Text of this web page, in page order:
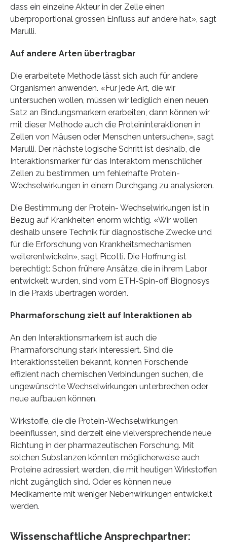
dass ein einzelne Akteur in der Zelle einen
überproportional grossen Einfluss auf andere hat», sagt
Marulli.
Auf andere Arten übertragbar
Die erarbeitete Methode lässt sich auch für andere
Organismen anwenden. «Für jede Art, die wir
untersuchen wollen, müssen wir lediglich einen neuen
Satz an Bindungsmarkern erarbeiten, dann können wir
mit dieser Methode auch die Proteininteraktionen in
Zellen von Mäusen oder Menschen untersuchen», sagt
Marulli. Der nächste logische Schritt ist deshalb, die
Interaktionsmarker für das Interaktom menschlicher
Zellen zu bestimmen, um fehlerhafte Protein-
Wechselwirkungen in einem Durchgang zu analysieren.
Die Bestimmung der Protein- Wechselwirkungen ist in
Bezug auf Krankheiten enorm wichtig. «Wir wollen
deshalb unsere Technik für diagnostische Zwecke und
für die Erforschung von Krankheitsmechanismen
weiterentwickeln», sagt Picotti. Die Hoffnung ist
berechtigt: Schon frühere Ansätze, die in ihrem Labor
entwickelt wurden, sind vom ETH-Spin-off Biognosys
in die Praxis übertragen worden.
Pharmaforschung zielt auf Interaktionen ab
An den Interaktionsmarkern ist auch die
Pharmaforschung stark interessiert. Sind die
Interaktionsstellen bekannt, können Forschende
effizient nach chemischen Verbindungen suchen, die
ungewünschte Wechselwirkungen unterbrechen oder
neue aufbauen können.
Wirkstoffe, die die Protein-Wechselwirkungen
beeinflussen, sind derzeit eine vielversprechende neue
Richtung in der pharmazeutischen Forschung. Mit
solchen Substanzen könnten möglicherweise auch
Proteine adressiert werden, die mit heutigen Wirkstoffen
nicht zugänglich sind. Oder es können neue
Medikamente mit weniger Nebenwirkungen entwickelt
werden.
Wissenschaftliche Ansprechpartner: